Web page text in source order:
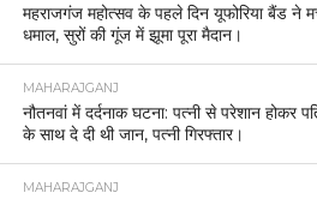
महराजगंज महोत्सव के पहले दिन यूफोरिया बैंड ने
धमाल, सुरों की गूंज में झूमा पूरा मैदान।
MAHARAJGANJ
नौतनवां में दर्दनाक घटना: पत्नी से परेशान होकर
के साथ दे दी थी जान, पत्नी गिरफ्तार।
MAHARAJGANJ